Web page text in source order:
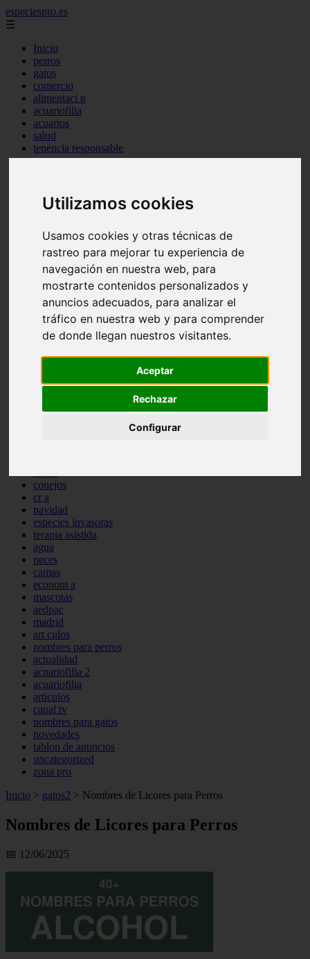
Utilizamos cookies
Usamos cookies y otras técnicas de
rastreo para mejorar tu experiencia de
navegación en nuestra web, para
mostrarte contenidos personalizados y
anuncios adecuados, para analizar el
tráfico en nuestra web y para comprender
de donde llegan nuestros visitantes.
Aceptar
Rechazar
Configurar
especiespro.es
☰
Inicio
perros
gatos
comercio
alimentaci n
acuariofilia
acuarios
salud
tenencia responsable
ventas
marketing
bienestar
verano
legislaci n
peluquer a
accesorios
peluquer a canina
complementos
consejos
comportamiento
protagonistas
abandono
ferias
snacks
conejos
cr a
navidad
especies invasoras
terapia asistida
agua
peces
camas
econom a
mascotas
aedpac
madrid
art culos
nombres para perros
actualidad
acuariofilia 2
acuariofilia
articulos
canal tv
nombres para gatos
novedades
tablon de anuncios
uncategorized
zona pro
Inicio > gatos2 > Nombres de Licores para Perros
Nombres de Licores para Perros
📅 12/06/2025